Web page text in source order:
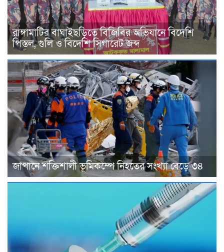
রাঙ্গামাটির বাঘাইছড়িতে বিজিবির অভিযানে বিদেশি
পিস্তল, গুলি ও বিদেশি সিগারেট জব্দ
জাপানে শক্তিশালী ভূমিকম্পে নিহতের সংখ্যা বেড়ে ৩৪